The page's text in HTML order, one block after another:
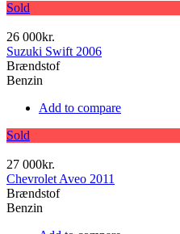
Sold
26 000kr.
Suzuki Swift 2006
Brændstof
Benzin
Add to compare
Sold
27 000kr.
Chevrolet Aveo 2011
Brændstof
Benzin